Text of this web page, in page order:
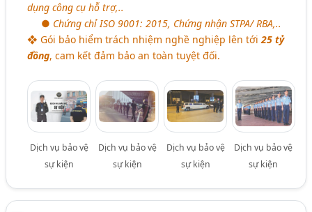
dụng công cụ hỗ trợ,..
● Chứng chỉ ISO 9001: 2015, Chứng nhận STPA/ RBA,..
❖ Gói bảo hiểm trách nhiệm nghề nghiệp lên tới25 tỷ
đồng, cam kết đảm bảo an toàn tuyệt đối.
Dịch vụ bảo vệ
sự kiện
Dịch vụ bảo vệ
sự kiện
Dịch vụ bảo vệ
sự kiện
Dịch vụ bảo vệ
sự kiện